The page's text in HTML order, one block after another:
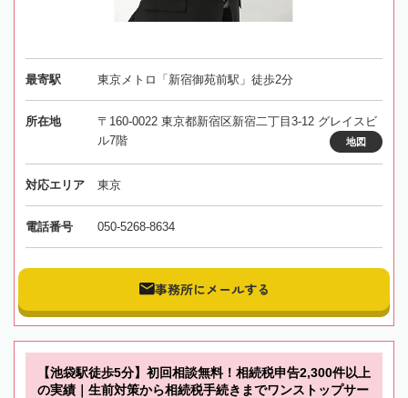
最寄駅 東京メトロ「新宿御苑前駅」徒歩2分
所在地
〒160-0022 東京都新宿区新宿二丁目3-12 グレイスビ
ル7階
地図
対応エリア 東京
電話番号 050-5268-8634
事務所にメールする
【池袋駅徒歩5分】初回相談無料！相続税申告2,300件以上
の実績｜生前対策から相続税手続きまでワンストップサー